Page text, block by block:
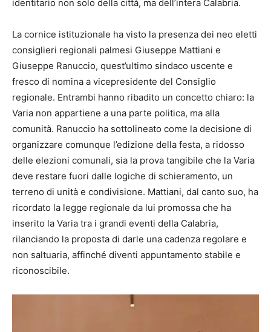
identitario non solo della città, ma dell’intera Calabria.
La cornice istituzionale ha visto la presenza dei neo eletti
consiglieri regionali palmesi Giuseppe Mattiani e
Giuseppe Ranuccio, quest’ultimo sindaco uscente e
fresco di nomina a vicepresidente del Consiglio
regionale. Entrambi hanno ribadito un concetto chiaro: la
Varia non appartiene a una parte politica, ma alla
comunità. Ranuccio ha sottolineato come la decisione di
organizzare comunque l’edizione della festa, a ridosso
delle elezioni comunali, sia la prova tangibile che la Varia
deve restare fuori dalle logiche di schieramento, un
terreno di unità e condivisione. Mattiani, dal canto suo, ha
ricordato la legge regionale da lui promossa che ha
inserito la Varia tra i grandi eventi della Calabria,
rilanciando la proposta di darle una cadenza regolare e
non saltuaria, affinché diventi appuntamento stabile e
riconoscibile.